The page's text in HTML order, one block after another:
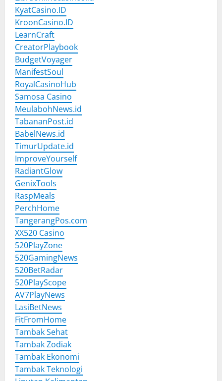
KyatCasino.ID
KroonCasino.ID
LearnCraft
CreatorPlaybook
BudgetVoyager
ManifestSoul
RoyalCasinoHub
Samosa Casino
MeulabohNews.id
TabananPost.id
BabelNews.id
TimurUpdate.id
ImproveYourself
RadiantGlow
GenixTools
RaspMeals
PerchHome
TangerangPos.com
XX520 Casino
520PlayZone
520GamingNews
520BetRadar
520PlayScope
AV7PlayNews
LasiBetNews
FitFromHome
Tambak Sehat
Tambak Zodiak
Tambak Ekonomi
Tambak Teknologi